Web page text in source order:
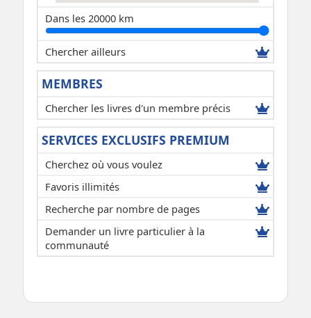
Dans les 20000 km
Chercher ailleurs
MEMBRES
Chercher les livres d'un membre précis
SERVICES EXCLUSIFS PREMIUM
Cherchez où vous voulez
Favoris illimités
Recherche par nombre de pages
Demander un livre particulier à la
communauté